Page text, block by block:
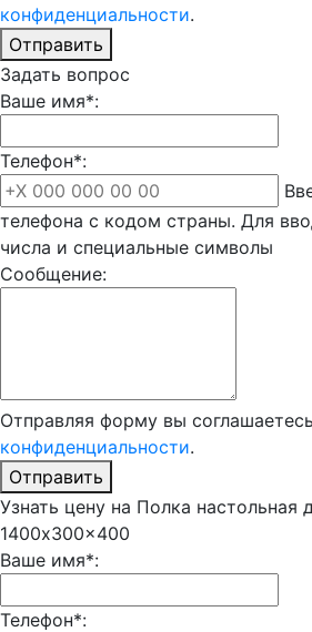
конфиденциальности.
Отправить
Задать вопрос
Ваше имя*:
Телефон*:
телефона с кодом страны. Для
числа и специальные символы
Сообщение:
Отправляя форму вы
конфиденциальности.
Отправить
Узнать цену на Полка настольная
1400x300x400
Ваше имя*:
Телефон*: